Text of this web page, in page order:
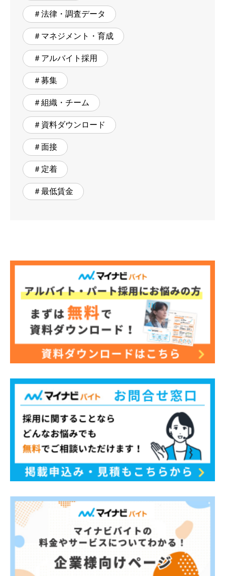
＃法律・調査データ
＃マネジメント・育成
＃アルバイト採用
＃募集
＃組織・チーム
＃資料ダウンロード
＃面接
＃定着
＃最低賃金